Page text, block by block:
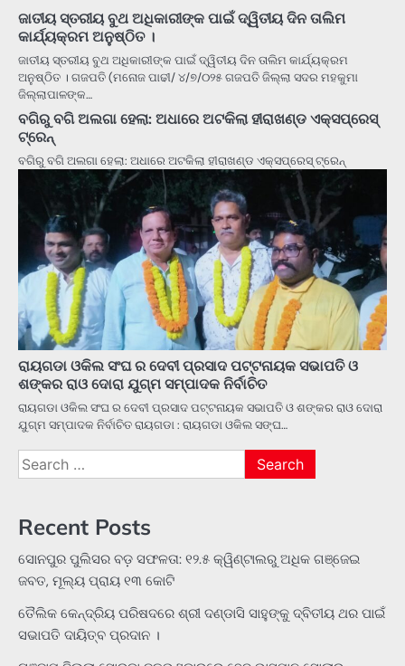
ଜାତୀୟ ସ୍ତରୀୟ ବୁଥ ଅଧିକାରୀଙ୍କ ପାଇଁ ଦ୍ୱିତୀୟ ଦିନ ତାଲିମ
କାର୍ଯ୍ୟକ୍ରମ ଅନୁଷ୍ଠିତ ।
ଜାତୀୟ ସ୍ତରୀୟ ବୁଥ ଅଧିକାରୀଙ୍କ ପାଇଁ ଦ୍ୱିତୀୟ ଦିନ ତାଲିମ କାର୍ଯ୍ୟକ୍ରମ
ଅନୁଷ୍ଠିତ । ଗଜପତି (ମନୋଜ ପାଢୀ/ ୪/୭/୦୨୫ ଗଜପତି ଜିଲ୍ଲା ସଦର ମହକୁମା
ଜିଲ୍ଲାପାଳଙ୍କ…
ବଗିରୁ ବଗି ଅଲଗା ହେଲା: ଅଧାରେ ଅଟକିଲା ହୀରାଖଣ୍ଡ ଏକ୍ସପ୍ରେସ୍‌
ଟ୍ରେନ୍‌
ବଗିରୁ ବଗି ଅଲଗା ହେଲା: ଅଧାରେ ଅଟକିଲା ହୀରାଖଣ୍ଡ ଏକ୍ସପ୍ରେସ୍‌ ଟ୍ରେନ୍‌
ରାୟଗଡା ଓକିଲ ସଂଘ ର ଦେବୀ ପ୍ରସାଦ ପଟ୍ଟନାୟକ ସଭାପତି ଓ
ଶଙ୍କର ରାଓ ଦୋରା ଯୁଗ୍ମ ସମ୍ପାଦକ ନିର୍ବାଚିତ
ରାୟଗଡା ଓକିଲ ସଂଘ ର ଦେବୀ ପ୍ରସାଦ ପଟ୍ଟନାୟକ ସଭାପତି ଓ ଶଙ୍କର ରାଓ ଦୋରା
ଯୁଗ୍ମ ସମ୍ପାଦକ ନିର୍ବାଚିତ ରାୟଗଡା : ରାୟଗଡା ଓକିଲ ସଙ୍ଘ…
Search
for:
Recent Posts
ସୋନପୁର ପୁଲିସର ବଡ଼ ସଫଳତା: ୧୨.୫ କ୍ୱିଣ୍ଟାଲରୁ ଅଧିକ ଗଞ୍ଜେଇ
ଜବତ, ମୂଲ୍ୟ ପ୍ରାୟ ୧୩ କୋଟି
ତୈଲିକ କେନ୍ଦ୍ରିୟ ପରିଷଦରେ ଶ୍ରୀ ଦଣ୍ଡାସି ସାହୁଙ୍କୁ ଦ୍ବିତୀୟ ଥର ପାଇଁ
ସଭାପତି ଦାୟିତ୍ବ ପ୍ରଦାନ ।